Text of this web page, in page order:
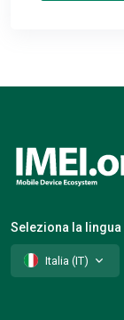
Seleziona la lingua
Italia (IT)